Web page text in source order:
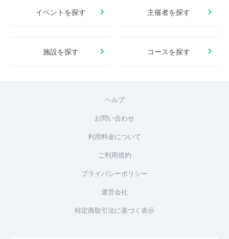
イベントを探す 主催者を探す
施設を探す コースを探す
ヘルプ
お問い合わせ
利用料金について
ご利用規約
プライバシーポリシー
運営会社
特定商取引法に基づく表示